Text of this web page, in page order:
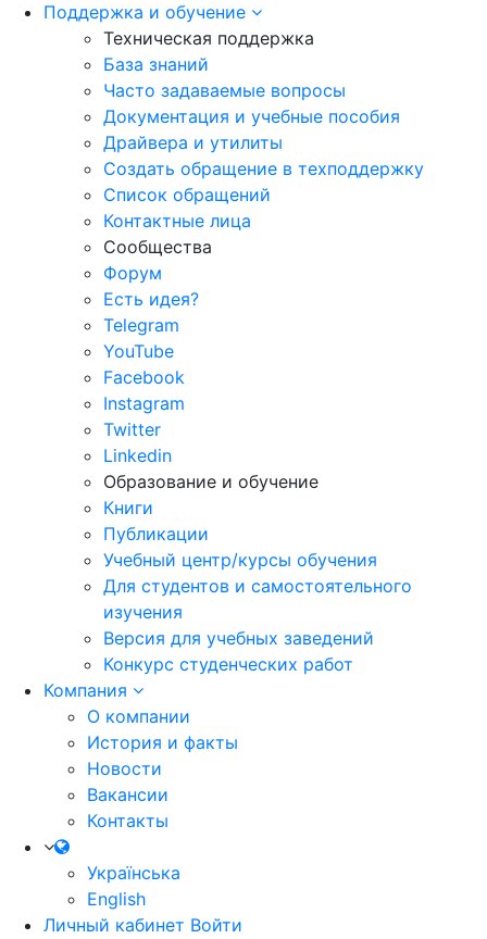
Поддержка и обучение
Техническая поддержка
База знаний
Часто задаваемые вопросы
Документация и учебные пособия
Драйвера и утилиты
Создать обращение в техподдержку
Список обращений
Контактные лица
Сообщества
Форум
Есть идея?
Telegram
YouTube
Facebook
Instagram
Twitter
Linkedin
Образование и обучение
Книги
Публикации
Учебный центр/курсы обучения
Для студентов и самостоятельного
изучения
Версия для учебных заведений
Конкурс студенческих работ
Компания
О компании
История и факты
Новости
Вакансии
Контакты
Українська
English
Личный кабинет Войти